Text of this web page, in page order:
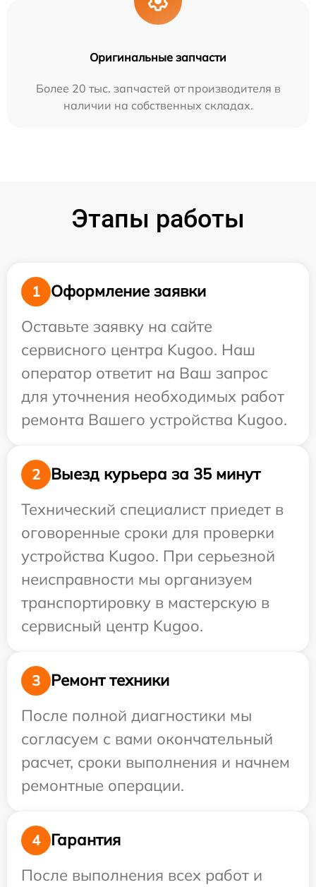
Оригинальные запчасти
Более 20 тыс. запчастей от производителя в
наличии на собственных складах.
Этапы работы
1
Оформление заявки
Оставьте заявку на сайте
сервисного центра Kugoo. Наш
оператор ответит на Ваш запрос
для уточнения необходимых работ
ремонта Вашего устройства Kugoo.
2
Выезд курьера за 35 минут
Технический специалист приедет в
оговоренные сроки для проверки
устройства Kugoo. При серьезной
неисправности мы организуем
транспортировку в мастерскую в
сервисный центр Kugoo.
3
Ремонт техники
После полной диагностики мы
согласуем с вами окончательный
расчет, сроки выполнения и начнем
ремонтные операции.
4
Гарантия
После выполнения всех работ и